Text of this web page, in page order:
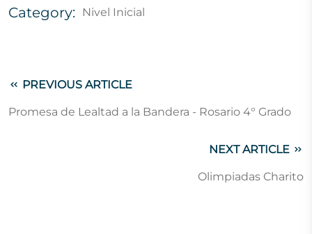
Category: Nivel Inicial
PREVIOUS ARTICLE
Promesa de Lealtad a la Bandera - Rosario 4° Grado
NEXT ARTICLE
Olimpiadas Charito